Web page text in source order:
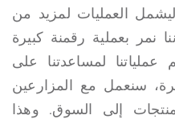
العمليات لمزيد من
نمر بعملية رقمنة كبيرة
لمساعدتنا على
سنعمل مع المزارعين
إلى السوق. وهذا